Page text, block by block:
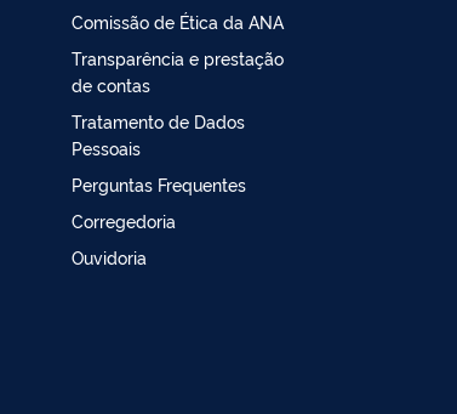
Comissão de Ética da ANA
Transparência e prestação
de contas
Tratamento de Dados
Pessoais
Perguntas Frequentes
Corregedoria
Ouvidoria